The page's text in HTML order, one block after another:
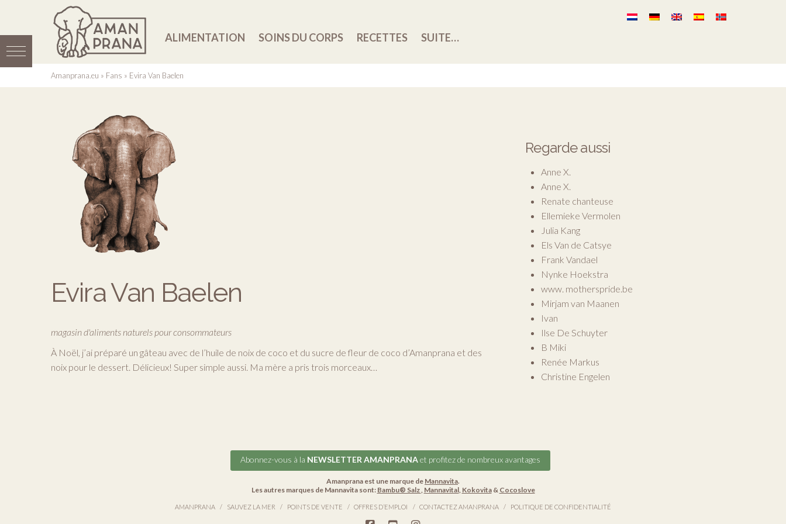
ALIMENTATION SOINS DU CORPS RECETTES SUITE…
Amanprana.eu » Fans » Evira Van Baelen
Evira Van Baelen
magasin d'aliments naturels pour consommateurs
À Noël, j’ai préparé un gâteau avec de l’huile de noix de coco et du sucre de fleur de coco d’Amanprana et des
noix pour le dessert. Délicieux! Super simple aussi. Ma mère a pris trois morceaux…
Regarde aussi
Anne X.
Anne X.
Renate chanteuse
Ellemieke Vermolen
Julia Kang
Els Van de Catsye
Frank Vandael
Nynke Hoekstra
www. motherspride.be
Mirjam van Maanen
Ivan
Ilse De Schuyter
B Miki
Renée Markus
Christine Engelen
Abonnez-vous à la NEWSLETTER AMANPRANAet profitez de nombreux avantages
Amanprana est une marque de Mannavita.
Les autres marques de Mannavita sont: Bambu® Salz, Mannavital, Kokovita& Cocoslove
AMANPRANA SAUVEZ LA MER POINTS DE VENTE OFFRES D’EMPLOI CONTACTEZ AMANPRANA POLITIQUE DE CONFIDENTIALITÉ